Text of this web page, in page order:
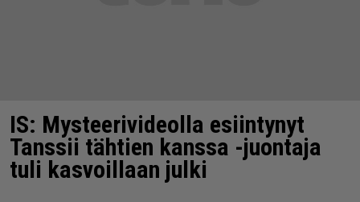
IS: Mysteerivideolla esiintynyt
Tanssii tähtien kanssa -juontaja
tuli kasvoillaan julki